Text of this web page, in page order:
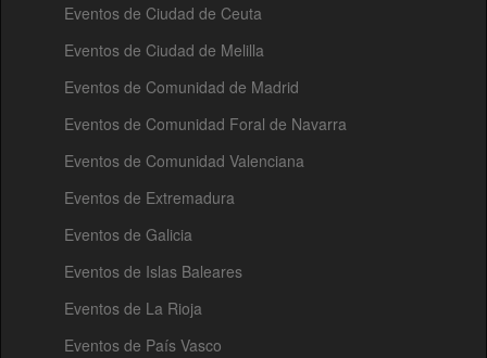
Eventos de Ciudad de Ceuta
Eventos de Ciudad de Melilla
Eventos de Comunidad de Madrid
Eventos de Comunidad Foral de Navarra
Eventos de Comunidad Valenciana
Eventos de Extremadura
Eventos de Galicia
Eventos de Islas Baleares
Eventos de La Rioja
Eventos de País Vasco